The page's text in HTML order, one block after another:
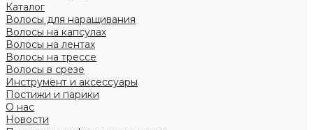
Каталог
Волосы для наращивания
Волосы на капсулах
Волосы на лентах
Волосы на трессе
Волосы в срезе
Инструмент и аксессуары
Постижи и парики
О нас
Новости